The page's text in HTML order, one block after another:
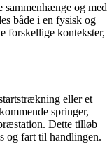
sammenhænge og med
både i en fysisk og
forskellige kontekster,
eller et
springer,
Dette tilløb
og fart til handlingen.